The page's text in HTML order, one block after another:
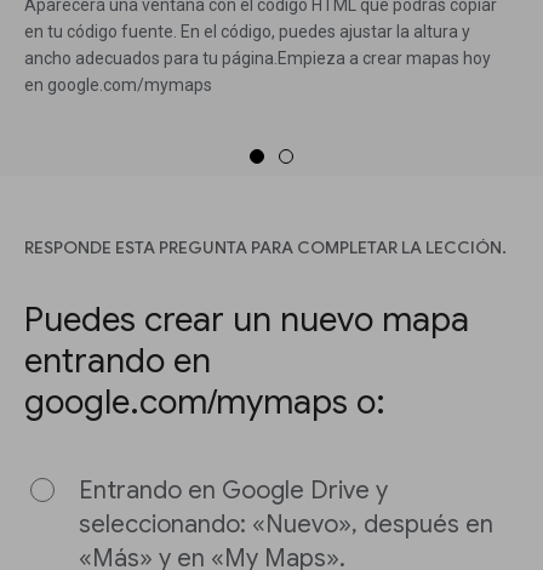
Aparecerá una ventana con el código HTML que podrás copiar
en tu código fuente. En el código, puedes ajustar la altura y
ancho adecuados para tu página.Empieza a crear mapas hoy
en google.com/mymaps
RESPONDE ESTA PREGUNTA PARA COMPLETAR LA LECCIÓN.
Puedes crear un nuevo mapa
entrando en
google.com/mymaps o:
Entrando en Google Drive y
seleccionando: «Nuevo», después en
«Más» y en «My Maps».